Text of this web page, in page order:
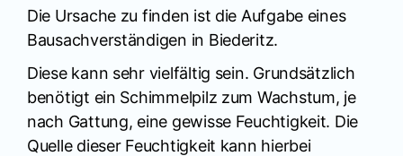
Die Ursache zu finden ist die Aufgabe eines
Bausachverständigen in Biederitz.
Diese kann sehr vielfältig sein. Grundsätzlich
benötigt ein Schimmelpilz zum Wachstum, je
nach Gattung, eine gewisse Feuchtigkeit. Die
Quelle dieser Feuchtigkeit kann hierbei